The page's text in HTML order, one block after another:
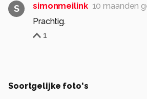
S simonmeilink 10 maanden
Prachtig.
1
Soortgelijke foto's